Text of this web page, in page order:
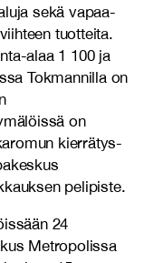
sekä vapaa-
tuotteita.
alaa 1 100 ja
Tokmannilla on
on
kierrätys-
pelipiste.
24
Metropolissa